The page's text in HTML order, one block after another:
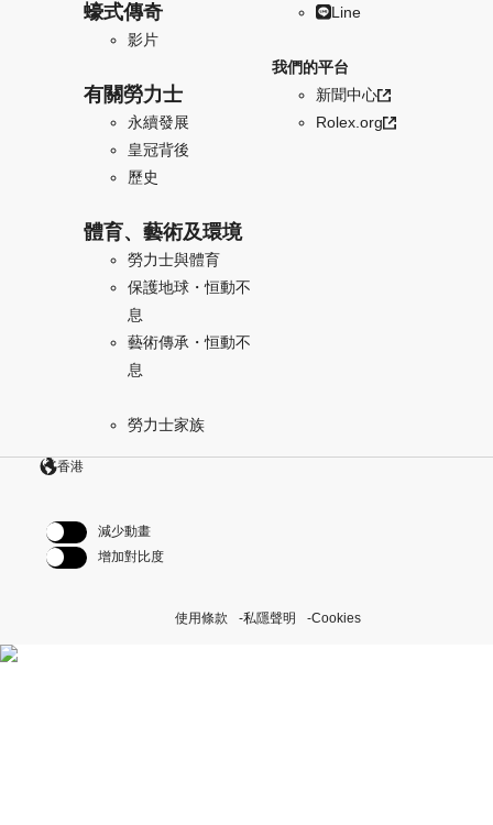
蠔式傳奇
影片
有關勞力士
永續發展
皇冠背後
歷史
體育、藝術及環境
勞力士與體育
保護地球・恒動不
息
藝術傳承・恒動不
息
勞力士家族
Line
我們的平台
新聞中心
Rolex.org
香港
減少動畫
增加對比度
使用條款 私隱聲明 Cookies